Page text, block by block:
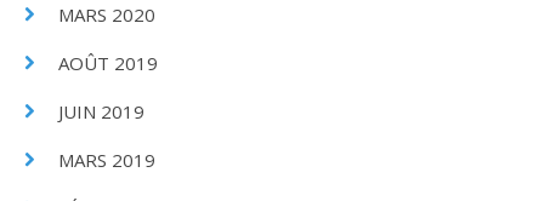
MARS 2020
AOÛT 2019
JUIN 2019
MARS 2019